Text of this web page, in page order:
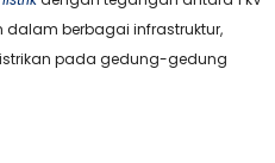
dalam berbagai infrastruktur,
pada gedung-gedung